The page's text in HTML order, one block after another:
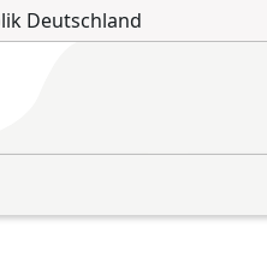
Deutschland